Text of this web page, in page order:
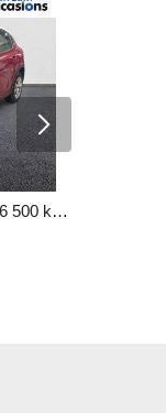
Berline - Diesel - Année 2024 - 56 500 km, 12 974 €